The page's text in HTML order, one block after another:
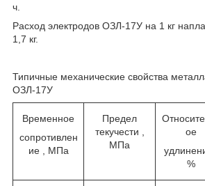
ч.
Расход электродов ОЗЛ-17У на 1 кг
1,7 кг.
Типичные механические свойства
ОЗЛ-17У
Временное
сопротивлен
ие , МПа
Предел
текучести ,
МПа
ое
%